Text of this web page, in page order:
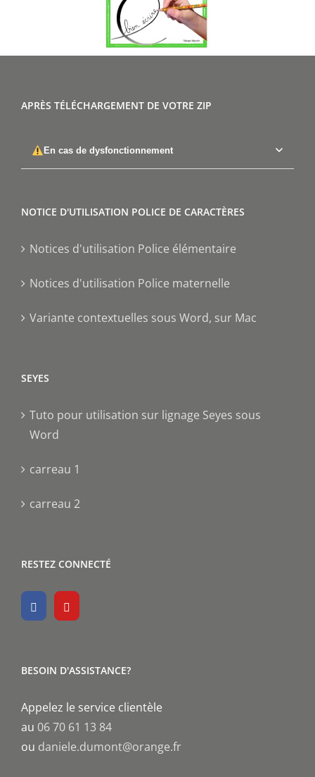
APRÈS TÉLÉCHARGEMENT DE VOTRE ZIP
En cas de dysfonctionnement
NOTICE D'UTILISATION POLICE DE CARACTÈRES
Notices d'utilisation Police élémentaire
Notices d'utilisation Police maternelle
Variante contextuelles sous Word, sur Mac
SEYES
Tuto pour utilisation sur lignage Seyes sous
Word
carreau 1
carreau 2
RESTEZ CONNECTÉ
BESOIN D'ASSISTANCE?
Appelez le service clientèle
au 06 70 61 13 84
ou daniele.dumont@orange.fr